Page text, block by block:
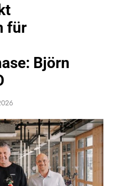
für
Björn